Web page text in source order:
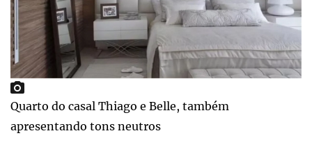
Quarto do casal Thiago e Belle, também
apresentando tons neutros